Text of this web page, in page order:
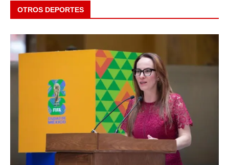
OTROS DEPORTES